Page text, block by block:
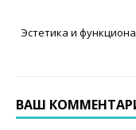
Эстетика и
ВАШ